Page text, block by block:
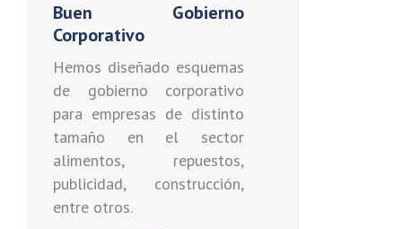
Buen Gobierno
Corporativo
Hemos diseñado esquemas
de gobierno corporativo
para empresas de distinto
tamaño en el sector
alimentos, repuestos,
publicidad, construcción,
entre otros.